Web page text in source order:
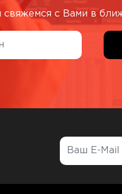
свяжемся с Вами в